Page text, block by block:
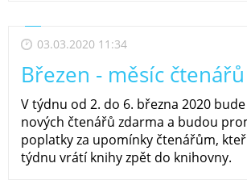
03.03.2020 11:34
Březen - měsíc
V týdnu od 2. do 6. března 2020
nových čtenářů zdarma a budou
poplatky za upomínky čtenářům,
týdnu vrátí knihy zpět do knihovny.